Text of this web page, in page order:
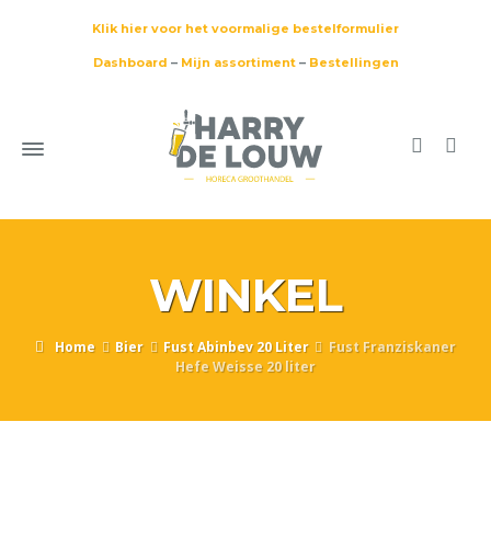
Klik hier voor het voormalige bestelformulier
Dashboard – Mijn assortiment– Bestellingen
WINKEL
Home Bier Fust Abinbev 20 Liter
Fust Franziskaner
Hefe Weisse 20 liter